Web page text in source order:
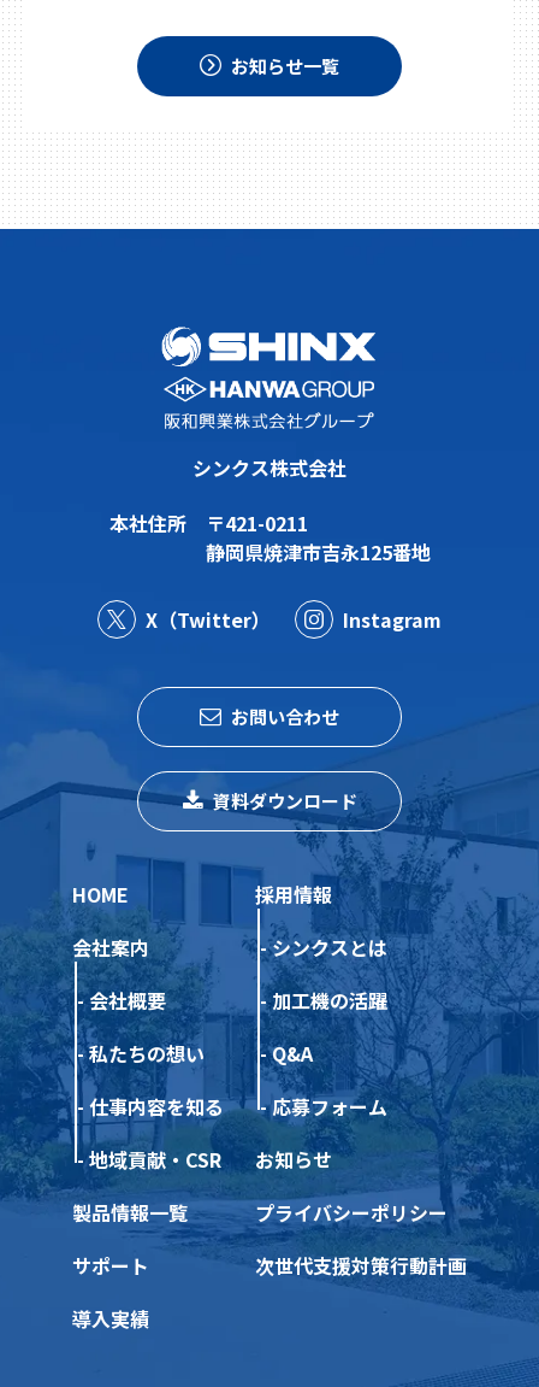
お知らせ一覧
シンクス株式会社
本社住所
〒421-0211
静岡県焼津市吉永125番地
X（Twitter） Instagram
お問い合わせ
資料ダウンロード
HOME
会社案内
会社概要
私たちの想い
仕事内容を知る
地域貢献・CSR
製品情報一覧
サポート
導入実績
採用情報
シンクスとは
加工機の活躍
Q&A
応募フォーム
お知らせ
プライバシーポリシー
次世代支援対策行動計画